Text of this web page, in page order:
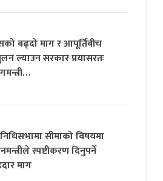
बढ्दो माग र आपूर्तिबीच
ल्याउन सरकार प्रयासरतः
सीमाको विषयमा
स्पष्टीकरण दिनुपर्ने
माग